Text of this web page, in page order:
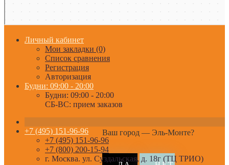
Личный кабинет
Мои закладки (0)
Список сравнения
Регистрация
Авторизация
Будни: 09:00 - 20:00
Будни: 09:00 - 20:00
СБ-ВС: прием заказов
Ваш город — Эль-Монте?
+7 (495) 151-96-96
+7 (495) 151-96-96
+7 (800) 200-15-94
г. Москва. ул. Суздальская, д. 18г (ТЦ ТРИО)